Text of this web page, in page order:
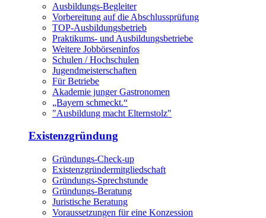
Ausbildungs-Begleiter
Vorbereitung auf die Abschlussprüfung
TOP-Ausbildungsbetrieb
Praktikums- und Ausbildungsbetriebe
Weitere Jobbörseninfos
Schulen / Hochschulen
Jugendmeisterschaften
Für Betriebe
Akademie junger Gastronomen
„Bayern schmeckt.“
"Ausbildung macht Elternstolz"
Existenzgründung
Gründungs-Check-up
Existenzgründermitgliedschaft
Gründungs-Sprechstunde
Gründungs-Beratung
Juristische Beratung
Voraussetzungen für eine Konzession